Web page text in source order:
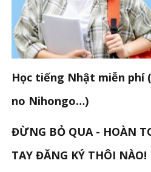
Học tiếng Nhật miễn phí
no Nihongo…)
ĐỪNG BỎ QUA - HOÀN
TAY ĐĂNG KÝ THÔI NÀO!